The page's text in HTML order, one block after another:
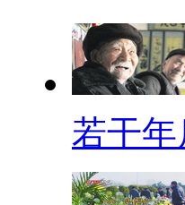
酒店”里生
口罩村
山东胶州
年代缓慢增
口罩增产带
若干